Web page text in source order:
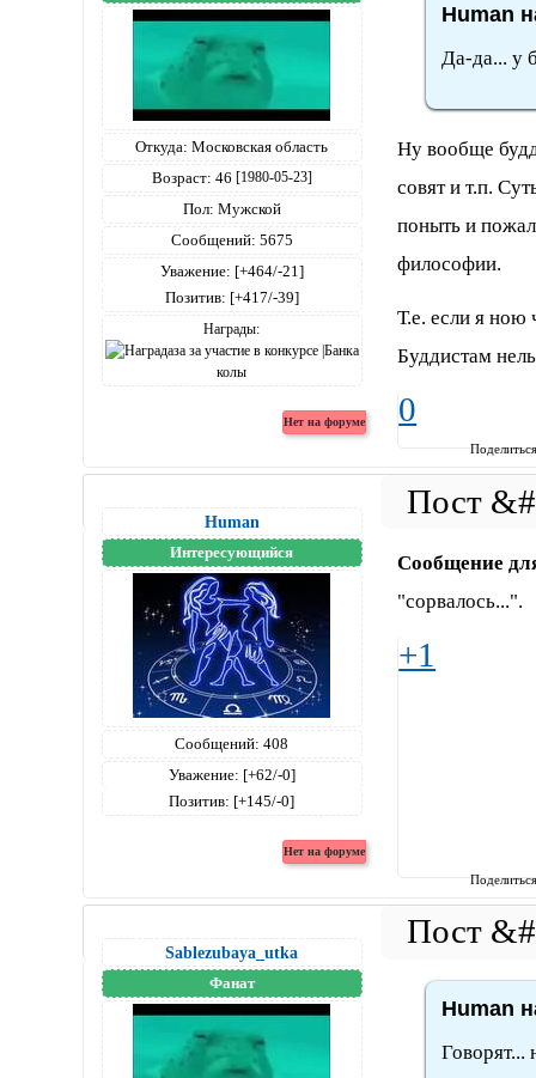
Откуда: Московская область
Возраст: 46 [1980-05-23]
Пол: Мужской
Сообщений: 5675
Уважение: [+464/-21]
Позитив: [+417/-39]
Награды:
Human
Да-да... у
Ну вообще
совят и т.п.
поныть и
философии.
Т.е. если я ною
Буддистам
0
Human
Интересующийся
Сообщений: 408
Уважение: [+62/-0]
Позитив: [+145/-0]
Сообщение
"сорвалось...".
+1
Sablezubaya_utka
Фанат
Human
Говорят...